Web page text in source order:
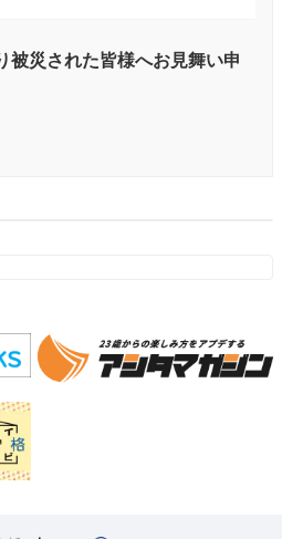
被災された皆様へお見舞い申